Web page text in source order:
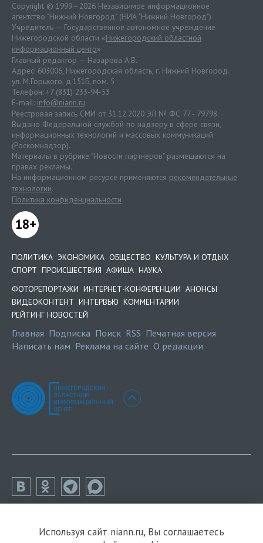
Copyright © 1999—2026 Независимое информационное
агентство "Нижний Новгород" (НИА "Нижний Новгород")
Учредитель — Государственное автономное учреждение
Нижегородской области «Нижегородский областной
информационный центр»
Главный редактор — Назарова А.В.
Адрес: 603006, Нижегородская область, г. Нижний Новгород.
ул. М.Горького, д.151Б, пом. 5
Телефон: +7 (831) 233-94-53
E-mail: info@niann.ru
Реестровая запись СМИ от 31.12.2020 ЭЛ № ФС 77 - 79798.
Выдано Федеральной службой по надзору в сфере связи,
информационных технологий и массовых коммуникаций
(Роскомнадзор).
Материалы в рубрике "Новости партнеров" размещаются на
правах рекламы.
На информационном ресурсе применяются рекомендательные
технологии.
Политика конфиденциальности
18+
ПОЛИТИКА ЭКОНОМИКА ОБЩЕСТВО КУЛЬТУРА И ОТДЫХ
СПОРТ ПРОИСШЕСТВИЯ АФИША НАУКА
ФОТОРЕПОРТАЖИ ИНТЕРНЕТ-КОНФЕРЕНЦИИ АНОНСЫ
ВИДЕОКОНТЕНТ ИНТЕРВЬЮ КОММЕНТАРИИ
РЕЙТИНГ НОВОСТЕЙ
Главная Подписка Поиск RSS Печатная версия
Написать нам Реклама на сайте О редакции
Используя сайт niann.ru, Вы соглашаетесь